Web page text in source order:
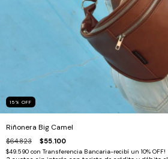
15 % OFF
Riñonera Big Camel
$64.823 $55.100
$49.590 con Transferencia Bancaria-recibí un 10% OFF!